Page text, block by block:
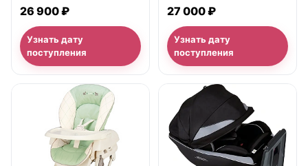
26 900 ₽
Узнать дату
поступления
27 000 ₽
Узнать дату
поступления
нет в продаже